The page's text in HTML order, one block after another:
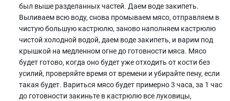
был выше разделанных частей. Даем воде закипеть.
Выливаем всю воду, снова промываем мясо, отправляем в
чистую большую кастрюлю, заново наполняем кастрюлю
чистой холодной водой, даем воде закипеть, и варим под
крышкой на медленном огне до готовности мяса. Мясо
будет готово, когда оно будет уже отходить от кости без
усилий, проверяйте время от времени и убирайте пену, если
такая будет. Вариться мясо будет примерно 3 часа, за 1 час
до готовности закиньте в кастрюлю все луковицы,